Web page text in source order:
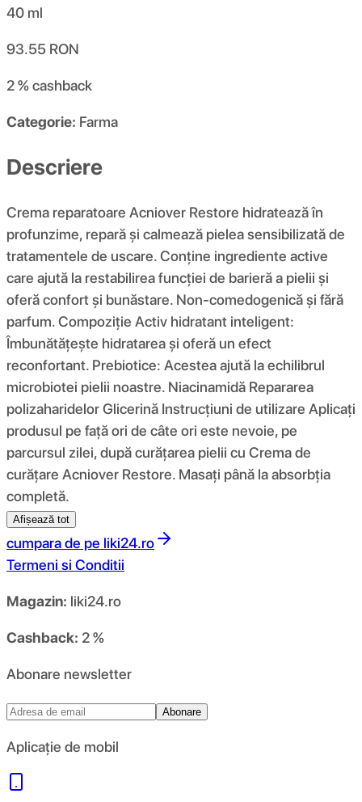
93.55 RON
2 %cashback
Categorie: Farma
Descriere
Crema reparatoare Acniover Restore hidratează în
profunzime, repară și calmează pielea sensibilizată de
tratamentele de uscare. Conține ingrediente active
care ajută la restabilirea funcției de barieră a pielii și
oferă confort și bunăstare. Non-comedogenică și fără
parfum. Compoziţie Activ hidratant inteligent:
Îmbunătățește hidratarea și oferă un efect
reconfortant. Prebiotice: Acestea ajută la echilibrul
microbiotei pielii noastre. Niacinamidă Repararea
polizaharidelor Glicerină Instrucțiuni de utilizare Aplicați
produsul pe față ori de câte ori este nevoie, pe
parcursul zilei, după curățarea pielii cu Crema de
curățare Acniover Restore. Masați până la absorbția
completă.
Afișează tot
cumpara de pe liki24.ro
Termeni si Conditii
Magazin: liki24.ro
Cashback: 2 %
Abonare newsletter
Abonare
Aplicație de mobil